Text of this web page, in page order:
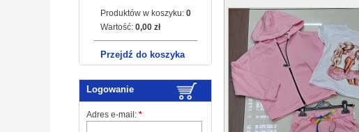
Produktów w koszyku: 0
Wartość: 0,00 zł
Przejdź do koszyka
Logowanie
Adres e-mail: *